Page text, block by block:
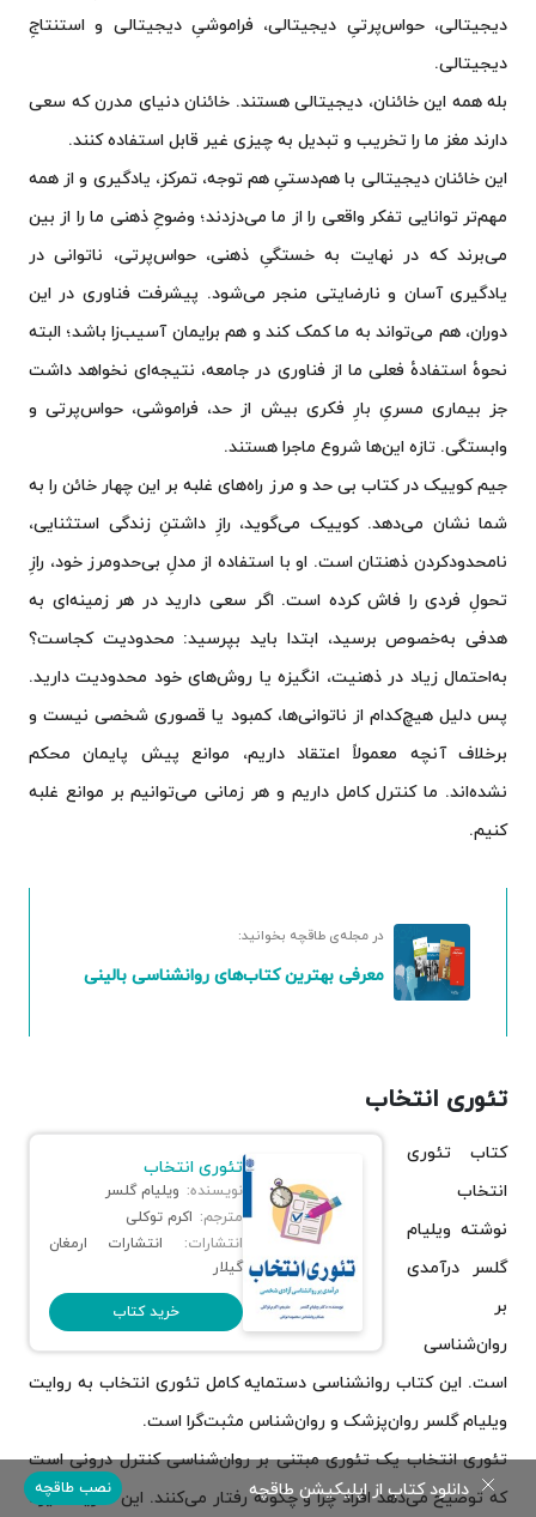
دیجیتالی، حواس‌پرتیِ دیجیتالی، فراموشیِ دیجیتالی و استنتاجِ
دیجیتالی.
بله همه این خائنان، دیجیتالی هستند. خائنان دنیای مدرن که سعی
دارند مغز ما را تخریب و تبدیل به چیزی غیر قابل استفاده کنند.
این خائنان دیجیتالی با هم‌دستیِ هم توجه، تمرکز، یادگیری و از همه
مهم‌تر توانایی تفکر واقعی را از ما می‌دزدند؛ وضوحِ ذهنی ما را از بین
می‌برند که در نهایت به خستگیِ ذهنی، حواس‌پرتی، ناتوانی در
یادگیری آسان و نارضایتی منجر می‌شود. پیشرفت فناوری در این
دوران، هم می‌تواند به ما کمک کند و هم برایمان آسیب‌زا باشد؛ البته
نحوهٔ استفادهٔ فعلی ما از فناوری در جامعه، نتیجه‌ای نخواهد داشت
جز بیماری مسریِ بارِ فکری بیش از حد، فراموشی، حواس‌پرتی و
وابستگی. تازه این‌ها شروع ماجرا هستند.
جیم کوییک در کتاب بی حد و مرز راه‌های غلبه بر این چهار خائن را به
شما نشان می‌دهد. کوییک می‌گوید، رازِ داشتنِ زندگی استثنایی،
نامحدودکردن ذهنتان است. او با استفاده از مدلِ بی‌حدومرز خود، رازِ
تحولِ فردی را فاش کرده است. اگر سعی دارید در هر زمینه‌ای به
هدفی به‌خصوص برسید، ابتدا باید بپرسید: محدودیت کجاست؟
به‌احتمال زیاد در ذهنیت، انگیزه یا روش‌های خود محدودیت دارید.
پس دلیل هیچ‌کدام از ناتوانی‌ها، کمبود یا قصوری شخصی نیست و
برخلاف آنچه معمولاً اعتقاد داریم، موانع پیش پایمان محکم
نشده‌اند. ما کنترل کامل داریم و هر زمانی می‌توانیم بر موانع غلبه
کنیم.
در مجله‌ی طاقچه بخوانید:
معرفی بهترین کتاب‌های روانشناسی بالینی
تئوری انتخاب
تئوری انتخاب
نویسنده: ویلیام گلسر
مترجم: اکرم توکلی
انتشارات:
انتشارات ارمغان
گیلار
خرید کتاب
کتاب تئوری
انتخاب
نوشته ویلیام
گلسر درآمدی
بر
روان‌شناسی
است. این کتاب روانشناسی دستمایه کامل تئوری انتخاب به روایت
ویلیام گلسر روان‌پزشک و روان‌شناس مثبت‌گرا است.
تئوری انتخاب یک تئوری مبتنی بر روان‌شناسی کنترل درونی است
که توضیح می‌دهد افراد چرا و چگونه رفتار می‌کنند. این نظریه شیوه
دانلود کتاب از اپلیکیشن طاقچه نصب طاقچه